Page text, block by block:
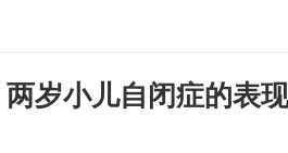
两岁小儿自闭症的表现